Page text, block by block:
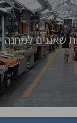
שאננים למחנה